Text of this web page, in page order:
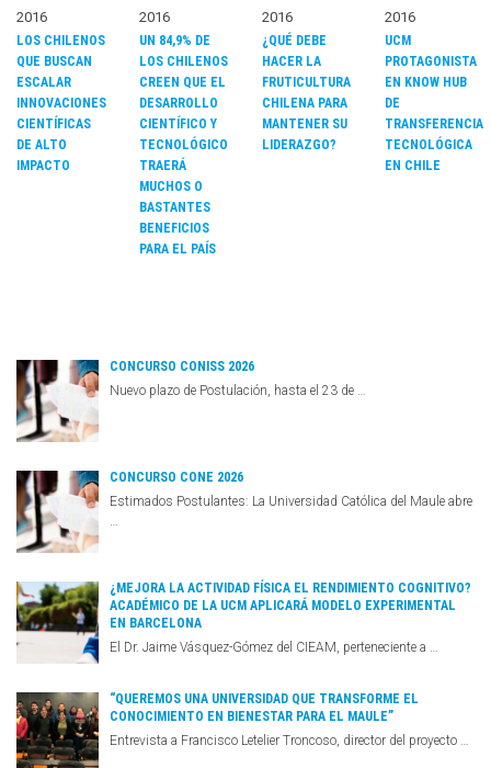
2016
LOS CHILENOS
QUE BUSCAN
ESCALAR
INNOVACIONES
CIENTÍFICAS
DE ALTO
IMPACTO
2016
UN 84,9% DE
LOS CHILENOS
CREEN QUE EL
DESARROLLO
CIENTÍFICO Y
TECNOLÓGICO
TRAERÁ
MUCHOS O
BASTANTES
BENEFICIOS
PARA EL PAÍS
2016
¿QUÉ DEBE
HACER LA
FRUTICULTURA
CHILENA PARA
MANTENER SU
LIDERAZGO?
2016
UCM
PROTAGONISTA
EN KNOW HUB
DE
TRANSFERENCIA
TECNOLÓGICA
EN CHILE
CONCURSO CONISS 2026
Nuevo plazo de Postulación, hasta el 23 de …
CONCURSO CONE 2026
Estimados Postulantes: La Universidad Católica del Maule abre
…
¿MEJORA LA ACTIVIDAD FÍSICA EL RENDIMIENTO COGNITIVO?
ACADÉMICO DE LA UCM APLICARÁ MODELO EXPERIMENTAL
EN BARCELONA
El Dr. Jaime Vásquez-Gómez del CIEAM, perteneciente a …
“QUEREMOS UNA UNIVERSIDAD QUE TRANSFORME EL
CONOCIMIENTO EN BIENESTAR PARA EL MAULE”
Entrevista a Francisco Letelier Troncoso, director del proyecto …